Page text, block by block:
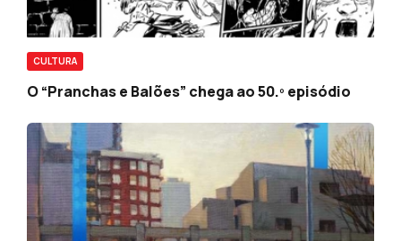
CULTURA
O “Pranchas e Balões” chega ao 50.º episódio